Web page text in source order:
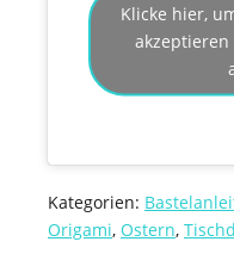
Klicke hier,
Kategorien:
Origami, Ostern,